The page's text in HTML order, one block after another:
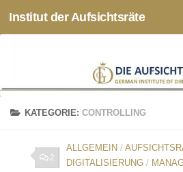
Zum Inhalt springen
Institut der Aufsichtsräte
KATEGORIE:CONTROLLING
2
ALLGEMEIN /
DIGITALISIERUNG /